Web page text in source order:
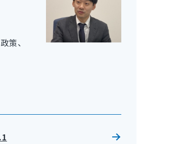
策、